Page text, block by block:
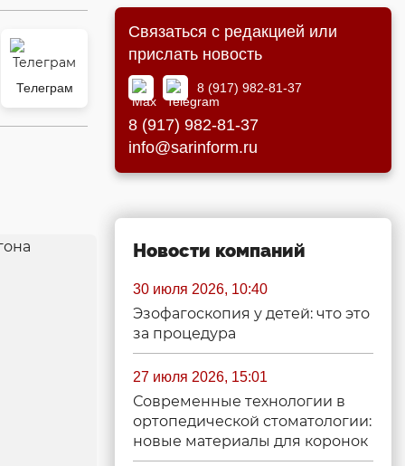
Телеграм
Связаться с редакцией или
прислать новость
8 (917) 982-81-37
8 (917) 982-81-37
info@sarinform.ru
Новости компаний
30 июля 2026, 10:40
Эзофагоскопия у детей: что это
за процедура
27 июля 2026, 15:01
Современные технологии в
ортопедической стоматологии:
новые материалы для коронок